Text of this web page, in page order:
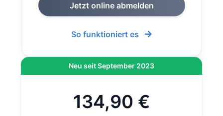
Jetzt online abmelden
So funktioniert es
Neu seit September 2023
134,90 €